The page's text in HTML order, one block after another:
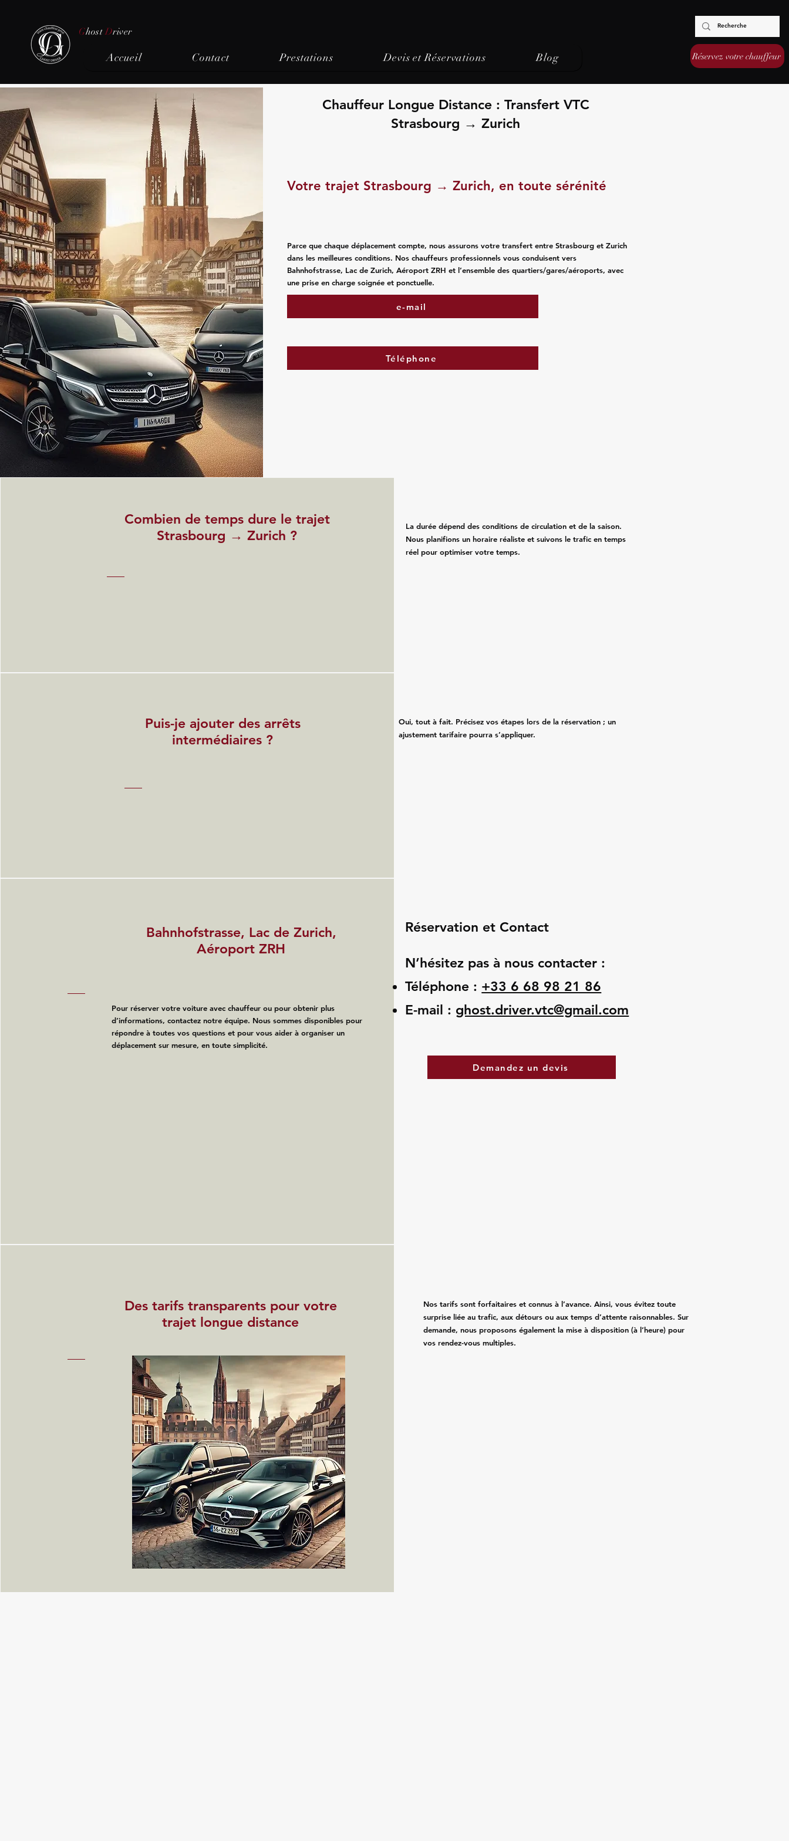
Ghost Driver
Accueil Contact Prestations Devis et Réservations Blog Réservez votre chauffeur
Chauffeur Longue Distance : Transfert VTC
Strasbourg → Zurich
Votre trajet Strasbourg → Zurich, en toute sérénité
Parce que chaque déplacement compte, nous assurons votre transfert entre Strasbourg et Zurich
dans les meilleures conditions. Nos chauffeurs professionnels vous conduisent vers
Bahnhofstrasse, Lac de Zurich, Aéroport ZRH et l’ensemble des quartiers/gares/aéroports, avec
une prise en charge soignée et ponctuelle.
e-mail
Téléphone
Combien de temps dure le trajet
Strasbourg → Zurich ?
La durée dépend des conditions de circulation et de la saison.
Nous planifions un horaire réaliste et suivons le trafic en temps
réel pour optimiser votre temps.
Puis-je ajouter des arrêts
intermédiaires ?
Oui, tout à fait. Précisez vos étapes lors de la réservation ; un
ajustement tarifaire pourra s’appliquer.
Bahnhofstrasse, Lac de Zurich,
Aéroport ZRH
Pour réserver votre voiture avec chauffeur ou pour obtenir plus
d’informations, contactez notre équipe. Nous sommes disponibles pour
répondre à toutes vos questions et pour vous aider à organiser un
déplacement sur mesure, en toute simplicité.
Réservation et Contact
N’hésitez pas à nous contacter :
Téléphone : +33 6 68 98 21 86
E-mail : ghost.driver.vtc@gmail.com
Demandez un devis
Des tarifs transparents pour votre
trajet longue distance
Nos tarifs sont forfaitaires et connus à l’avance. Ainsi, vous évitez toute
surprise liée au trafic, aux détours ou aux temps d’attente raisonnables. Sur
demande, nous proposons également la mise à disposition (à l’heure) pour
vos rendez-vous multiples.